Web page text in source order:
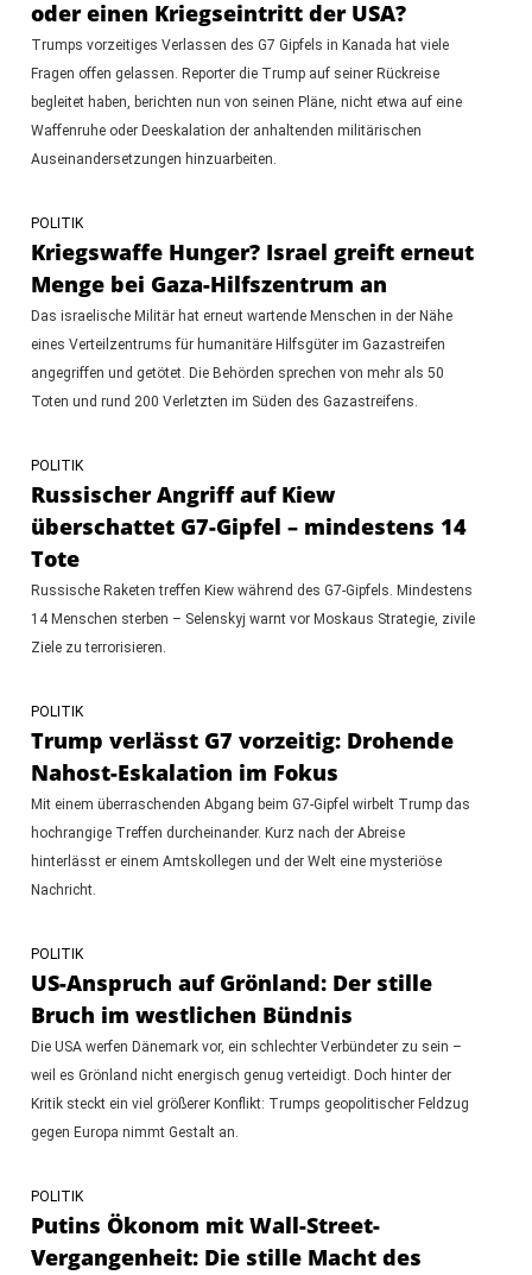
oder einen Kriegseintritt der USA?
Trumps vorzeitiges Verlassen des G7 Gipfels in Kanada hat viele
Fragen offen gelassen. Reporter die Trump auf seiner Rückreise
begleitet haben, berichten nun von seinen Pläne, nicht etwa auf eine
Waffenruhe oder Deeskalation der anhaltenden militärischen
Auseinandersetzungen hinzuarbeiten.
POLITIK
Kriegswaffe Hunger? Israel greift erneut
Menge bei Gaza-Hilfszentrum an
Das israelische Militär hat erneut wartende Menschen in der Nähe
eines Verteilzentrums für humanitäre Hilfsgüter im Gazastreifen
angegriffen und getötet. Die Behörden sprechen von mehr als 50
Toten und rund 200 Verletzten im Süden des Gazastreifens.
POLITIK
Russischer Angriff auf Kiew
überschattet G7-Gipfel – mindestens 14
Tote
Russische Raketen treffen Kiew während des G7-Gipfels. Mindestens
14 Menschen sterben – Selenskyj warnt vor Moskaus Strategie, zivile
Ziele zu terrorisieren.
POLITIK
Trump verlässt G7 vorzeitig: Drohende
Nahost-Eskalation im Fokus
Mit einem überraschenden Abgang beim G7-Gipfel wirbelt Trump das
hochrangige Treffen durcheinander. Kurz nach der Abreise
hinterlässt er einem Amtskollegen und der Welt eine mysteriöse
Nachricht.
POLITIK
US-Anspruch auf Grönland: Der stille
Bruch im westlichen Bündnis
Die USA werfen Dänemark vor, ein schlechter Verbündeter zu sein –
weil es Grönland nicht energisch genug verteidigt. Doch hinter der
Kritik steckt ein viel größerer Konflikt: Trumps geopolitischer Feldzug
gegen Europa nimmt Gestalt an.
POLITIK
Putins Ökonom mit Wall-Street-
Vergangenheit: Die stille Macht des